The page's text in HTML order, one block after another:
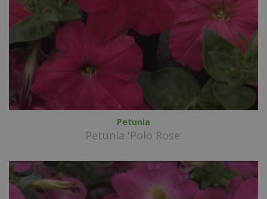
Petunia
Petunia 'Polo Rose'